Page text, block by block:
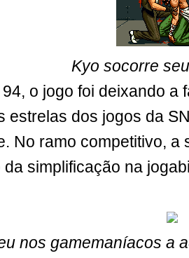
Kyo socorre
o jogo foi deixando a
estrelas dos jogos da
No ramo competitivo,
da simplificação na
nos gamemaníacos a